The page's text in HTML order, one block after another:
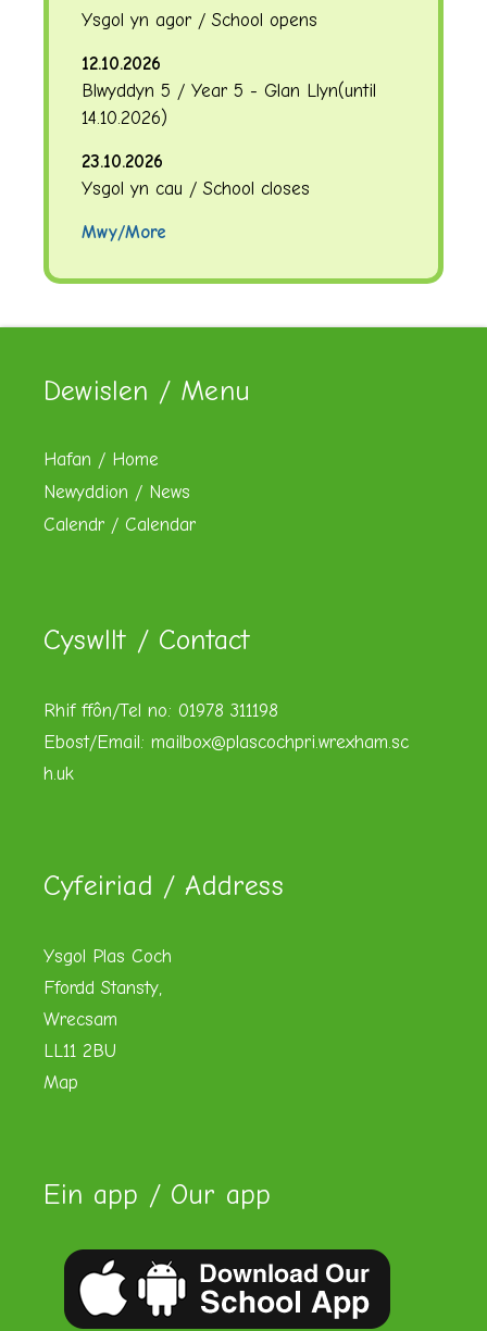
Ysgol yn agor / School opens
12.10.2026
Blwyddyn 5 / Year 5 - Glan Llyn(until
14.10.2026)
23.10.2026
Ysgol yn cau / School closes
Mwy/More
Dewislen / Menu
Hafan / Home
Newyddion / News
Calendr / Calendar
Cyswllt / Contact
Rhif ffôn/Tel no: 01978 311198
Ebost/Email: mailbox@plascochpri.wrexham.sc
h.uk
Cyfeiriad / Address
Ysgol Plas Coch
Ffordd Stansty,
Wrecsam
LL11 2BU
Map
Ein app / Our app